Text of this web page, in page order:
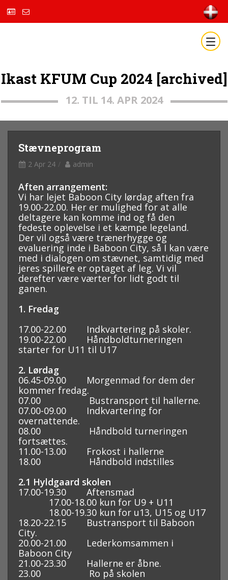
Ikast KFUM Cup 2024 [archived]
12. TIL 14. APR 2024
Stævneprogram
2 Apr 24 admin
Aften arrangement:
Vi har lejet Baboon City lørdag aften fra
19.00-22.00. Her er mulighed for at alle
deltagere kan komme ind og få den
fedeste oplevelse i et kæmpe legeland.
Der vil også være trænerhygge og
evaluering inde i Baboon City, så I kan være
med i dialogen om stævnet, samtidig med
jeres spillere er optaget af leg. Vi vil
derefter være værter for lidt godt til
ganen.
1. Fredag
17.00-22.00 Indkvartering på skoler.
19.00-22.00 Håndboldturneringen
starter for U11 til U17
2. Lørdag
06.45-09.00 Morgenmad for dem der
kommer fredag.
07.00 Bustransport til hallerne.
07.00-09.00 Indkvartering for
overnattende.
08.00 Håndbold turneringen
fortsættes.
11.00-13.00 Frokost i hallerne
18.00 Håndbold indstilles
2.1 Hyldgaard skolen
17.00-19.30 Aftensmad
17.00-18.00 kun for U9 + U11
18.00-19.30 kun for u13, U15 og U17
18.20-22.15 Bustransport til Baboon
City.
20.00-21.00 Lederkomsammen i
Baboon City
21.00-23.30 Hallerne er åbne.
23.00 Ro på skolen